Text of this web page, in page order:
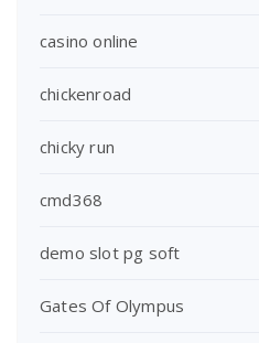
casino online
chickenroad
chicky run
cmd368
demo slot pg soft
Gates Of Olympus